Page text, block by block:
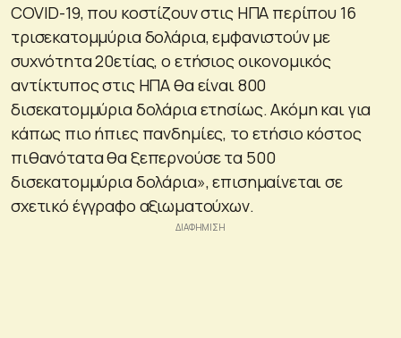
COVID-19, που κοστίζουν στις ΗΠΑ περίπου 16
τρισεκατομμύρια δολάρια, εμφανιστούν με
συχνότητα 20ετίας, ο ετήσιος οικονομικός
αντίκτυπος στις ΗΠΑ θα είναι 800
δισεκατομμύρια δολάρια ετησίως. Ακόμη και για
κάπως πιο ήπιες πανδημίες, το ετήσιο κόστος
πιθανότατα θα ξεπερνούσε τα 500
δισεκατομμύρια δολάρια», επισημαίνεται σε
σχετικό έγγραφο αξιωματούχων.